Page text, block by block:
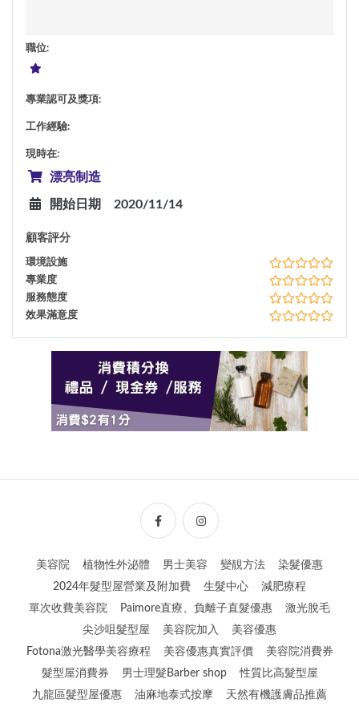
職位:
專業認可及獎項:
工作經驗:
現時在:
漂亮制造
開始日期 2020/11/14
顧客評分
環境設施
專業度
服務態度
效果滿意度
美容院 植物性外泌體 男士美容 變靚方法
染髮優惠
2024年髮型屋營業及附加費
生髮中心
減肥療程
單次收費美容院
Paimore直療、負離子直髮優惠
激光脫毛
尖沙咀髮型屋
美容院加入
美容優惠
Fotona激光醫學美容療程
美容優惠真實評價
美容院消費券
髮型屋消費券
男士理髮Barber shop
性質比高髮型屋
九龍區髮型屋優惠
油麻地泰式按摩 天然有機護膚品推薦